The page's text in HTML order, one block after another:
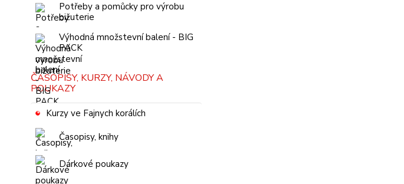
Potřeby a pomůcky pro výrobu
bižuterie
Výhodná množstevní balení - BIG
PACK
ČASOPISY, KURZY, NÁVODY A
POUKAZY
Kurzy ve Fajnych korálích
Časopisy, knihy
Dárkové poukazy